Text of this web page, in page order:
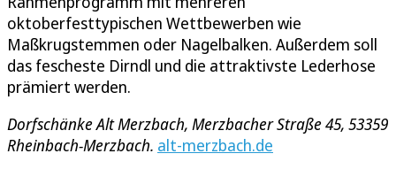
oktoberfesttypischen Wettbewerben wie
Maßkrugstemmen oder Nagelbalken. Außerdem soll
das fescheste Dirndl und die attraktivste Lederhose
prämiert werden.
Dorfschänke Alt Merzbach, Merzbacher Straße 45, 53359
Rheinbach-Merzbach. alt-merzbach.de